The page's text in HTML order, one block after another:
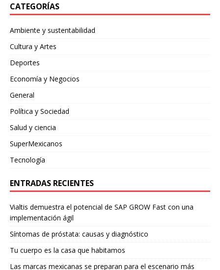
CATEGORÍAS
Ambiente y sustentabilidad
Cultura y Artes
Deportes
Economía y Negocios
General
Política y Sociedad
Salud y ciencia
SuperMexicanos
Tecnología
ENTRADAS RECIENTES
Vialtis demuestra el potencial de SAP GROW Fast con una
implementación ágil
Síntomas de próstata: causas y diagnóstico
Tu cuerpo es la casa que habitamos
Las marcas mexicanas se preparan para el escenario más